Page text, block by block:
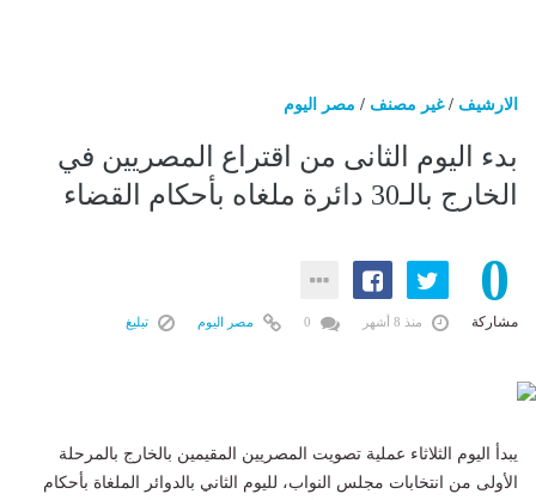
الارشيف /غير مصنف / مصر اليوم
بدء اليوم الثانى من اقتراع المصريين في
الخارج بالـ30 دائرة ملغاه بأحكام القضاء
0
مشاركة منذ 8 أشهر مصر اليوم تبليغ
يبدأ اليوم الثلاثاء عملية تصويت المصريين المقيمين بالخارج بالمرحلة
الأولى من انتخابات مجلس النواب، لليوم الثاني بالدوائر الملغاة بأحكام